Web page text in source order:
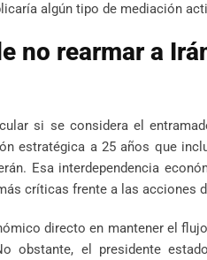
algún tipo de mediación
no rearmar a
si se considera el
estratégica a 25 años que
Esa interdependencia
críticas frente a las acciones
directo en mantener el
obstante, el presidente